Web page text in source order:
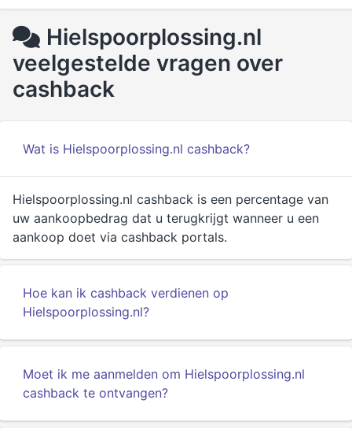
Hielspoorplossing.nl
veelgestelde vragen over
cashback
Wat is Hielspoorplossing.nl cashback?
Hielspoorplossing.nl cashback is een percentage van
uw aankoopbedrag dat u terugkrijgt wanneer u een
aankoop doet via cashback portals.
Hoe kan ik cashback verdienen op
Hielspoorplossing.nl?
Moet ik me aanmelden om Hielspoorplossing.nl
cashback te ontvangen?